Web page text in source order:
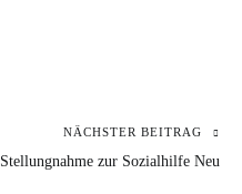
NÄCHSTER BEITRAG
Stellungnahme zur Sozialhilfe Neu